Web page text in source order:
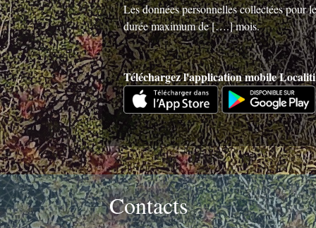
Les données personnelles collectées pour
durée maximum de [….] mois.
Téléchargez l'application mobile
Contacts